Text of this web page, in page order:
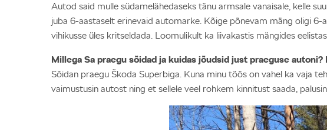
Autod said mulle südamelähedaseks tänu armsale vanaisale, kelle
juba 6-aastaselt erinevaid automarke. Kõige põnevam mäng oligi
vihikusse üles kritseldada. Loomulikult ka liivakastis mängides
Millega Sa praegu sõidad ja kuidas jõudsid just praeguse
Sõidan praegu Škoda Superbiga. Kuna minu töös on vahel ka vaja
vaimustusin autost ning et sellele veel rohkem kinnitust saada,